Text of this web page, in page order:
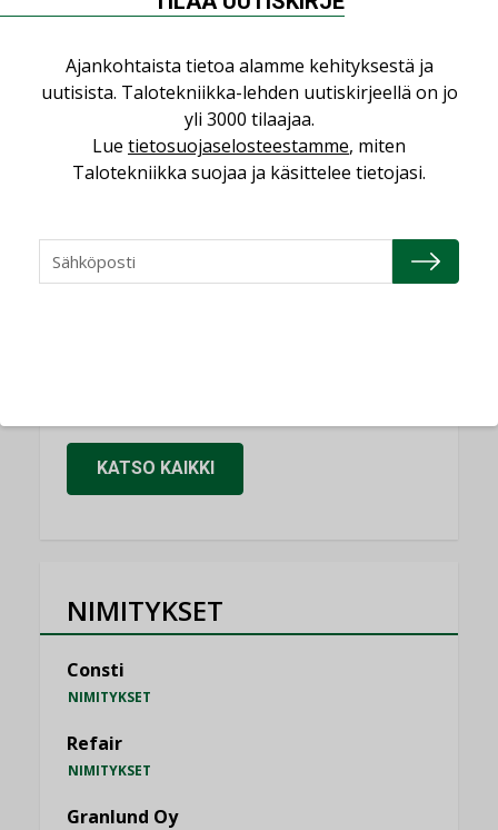
käyttöön kiinteistöissä
Sähköistäminen säästää euroja
Yli miljoona kotia on vailla toimivaa
ilmanvaihtoa
Miten varmistetaan EPD-dokumenteista
saatavien tietojen vertailukelpoisuus?
KATSO KAIKKI
NIMITYKSET
Consti
NIMITYKSET
Refair
NIMITYKSET
Granlund Oy
Ajankohtaista tietoa alamme kehityksestä ja
uutisista. Talotekniikka-lehden uutiskirjeellä on jo
yli 3000 tilaajaa.
Lue tietosuojaselosteestamme, miten
Talotekniikka suojaa ja käsittelee tietojasi.